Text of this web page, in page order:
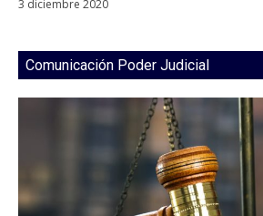
3 diciembre 2020
Comunicación Poder Judicial